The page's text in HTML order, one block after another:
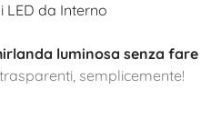
LED da Interno
luminosa senza fare
semplicemente!